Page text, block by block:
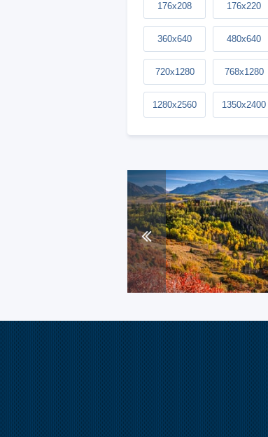
176x208 176x220
360x640 480x640
720x1280 768x1280
1280x2560 1350x2400